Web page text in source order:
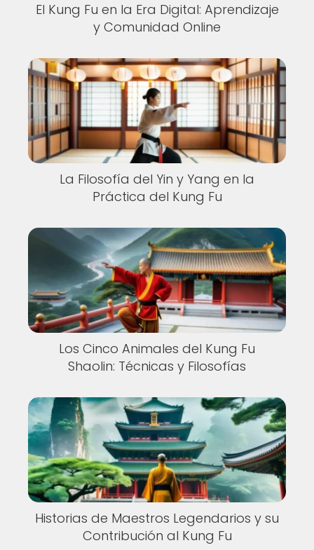
El Kung Fu en la Era Digital: Aprendizaje
y Comunidad Online
La Filosofía del Yin y Yang en la
Práctica del Kung Fu
Los Cinco Animales del Kung Fu
Shaolin: Técnicas y Filosofías
Historias de Maestros Legendarios y su
Contribución al Kung Fu